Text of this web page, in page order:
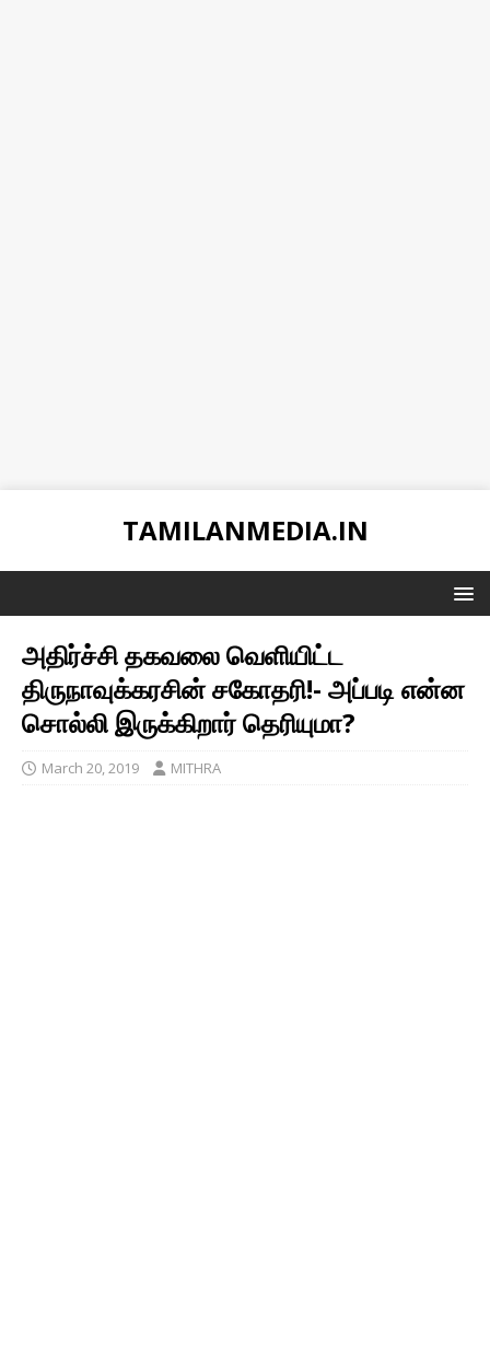
TAMILANMEDIA.IN
அதிர்ச்சி தகவலை வெளியிட்ட
திருநாவுக்கரசின் சகோதரி!- அப்படி என்ன
சொல்லி இருக்கிறார் தெரியுமா?
March 20, 2019 MITHRA